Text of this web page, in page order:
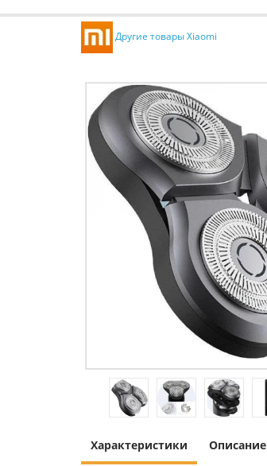
Другие товары Xiaomi
Характеристики Описание